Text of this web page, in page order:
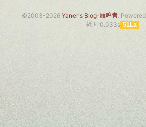
©2003-2026 Yaner's Blog-雁鸣者.
耗时:0.033s 51La